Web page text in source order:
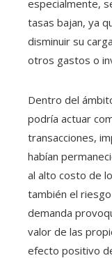
especialmente,
tasas bajan, ya
disminuir su
otros gastos o
Dentro del
podría actuar
transacciones,
habían
al alto costo de
también el
demanda
valor de las
efecto positivo